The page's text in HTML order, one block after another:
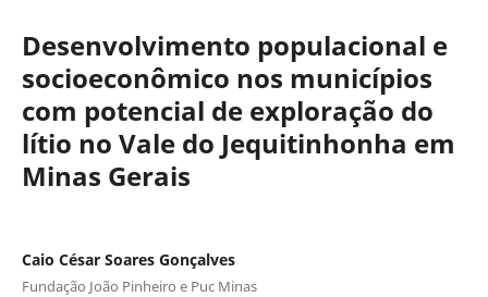
Desenvolvimento populacional e
socioeconômico nos municípios
com potencial de exploração do
lítio no Vale do Jequitinhonha em
Minas Gerais
Caio César Soares Gonçalves
Fundação João Pinheiro e Puc Minas